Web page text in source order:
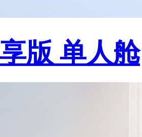
版 单人舱